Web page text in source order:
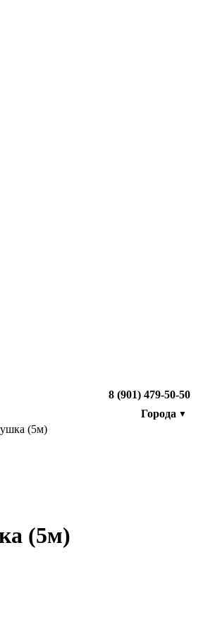
8 (901) 479-50-50
Города ▼
(5м)
(5м)